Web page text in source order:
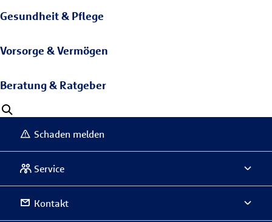
Gesundheit & Pflege
Vorsorge & Vermögen
Beratung & Ratgeber
Schaden melden
Service
Kontakt